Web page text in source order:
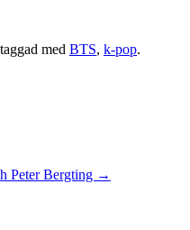
med BTS, k-pop.
Peter Bergting →